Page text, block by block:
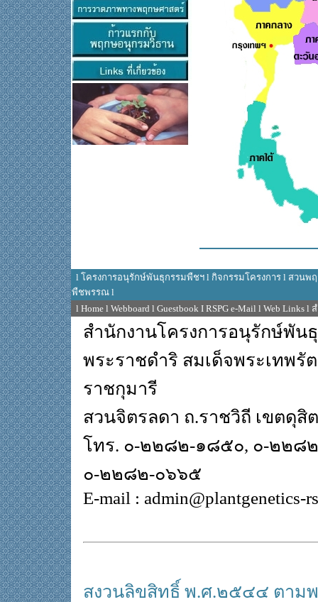
l โครงการอนุรักษ์พันธุกรรมพืชฯ l กิจกรรมโครงการ l สวนพฤ
พืชพรรณ l
l Home l Webboard l Guestbook I RSPG e-Mail l Web Links l
สำนักงานโครงการอนุรักษ์พัน
พระราชดำริ สมเด็จพระเทพรั
ราชกุมารี
สวนจิตรลดา ถ.ราชวิถี เขตดุสิ
โทร. ๐-๒๒๘๒-๑๘๕๐, ๐-๒๒๘
๐-๒๒๘๒-๐๖๖๕
E-mail : admin@plantgenetics-
สงวนลิขสิทธิ์ พ.ศ.๒๕๔๔ ตา